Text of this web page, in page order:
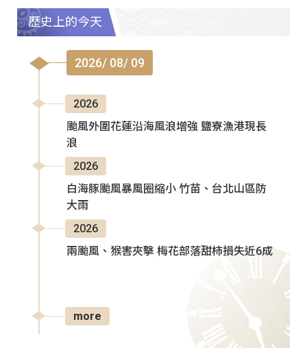
歷史上的今天
2026/ 08/ 09
2026
颱風外圍花蓮沿海風浪增強 鹽寮漁港現長
浪
2026
白海豚颱風暴風圈縮小 竹苗、台北山區防
大雨
2026
兩颱風、猴害夾擊 梅花部落甜柿損失近6成
more